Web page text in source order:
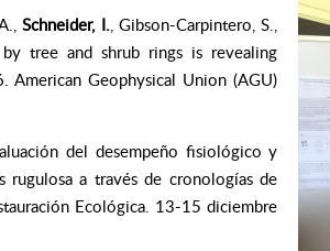
A.,Schneider, I. , Gibson-Carpintero, S.,
tree and shrub rings is revealing
American Geophysical Union (AGU)
del desempeño fisiológico y
rugulosa a través de cronologías de
Ecológica. 13-15 diciembre